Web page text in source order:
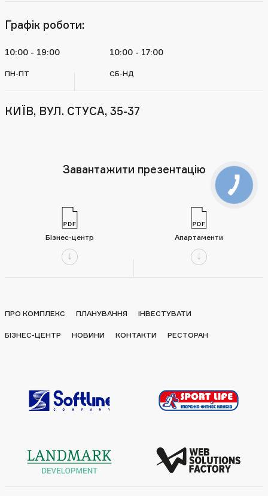
ПРО КОМПЛЕКС ПЛАНУВАННЯ ІНВЕСТУВАТИ
БІЗНЕС-ЦЕНТР НОВИНИ КОНТАКТИ РЕСТОРАН
Графік роботи:
10:00 - 19:00
ПН-ПТ
10:00 - 17:00
СБ-НД
КИЇВ, ВУЛ. СТУСА, 35-37
Завантажити презентацію
Бізнес-центр Апартаменти